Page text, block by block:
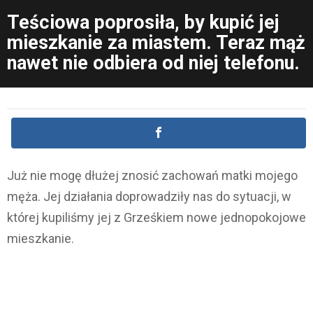
Teściowa poprosiła, by kupić jej
mieszkanie za miastem. Teraz mąż
nawet nie odbiera od niej telefonu.
Już nie mogę dłużej znosić zachowań matki mojego
męża. Jej działania doprowadziły nas do sytuacji, w
której kupiliśmy jej z Grześkiem nowe jednopokojowe
mieszkanie.